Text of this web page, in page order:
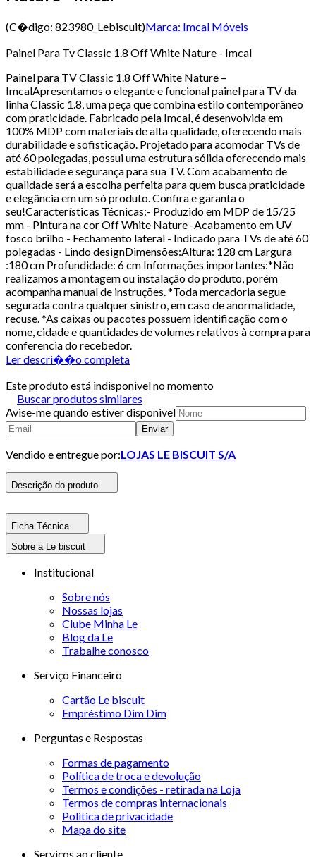
(C�digo: 823980_Lebiscuit)Marca: Imcal Móveis
Painel Para Tv Classic 1.8 Off White Nature - Imcal
Painel para TV Classic 1.8 Off White Nature –
ImcalApresentamos o elegante e funcional painel para TV da
linha Classic 1.8, uma peça que combina estilo contemporâneo
com praticidade. Fabricado pela Imcal, é desenvolvida em
100% MDP com materiais de alta qualidade, oferecendo mais
durabilidade e sofisticação. Projetado para acomodar TVs de
até 60 polegadas, possui uma estrutura sólida oferecendo mais
estabilidade e segurança para sua TV. Com acabamento de
qualidade será a escolha perfeita para quem busca praticidade
e elegância em um só produto. Confira e garanta o
seu!Características Técnicas:- Produzido em MDP de 15/25
mm - Pintura na cor Off White Nature -Acabamento em UV
fosco brilho - Fechamento lateral - Indicado para TVs de até 60
polegadas - Lindo designDimensões:Altura: 128 cm Largura
:180 cm Profundidade: 6 cm Informações importantes:*Não
realizamos a montagem ou instalação do produto, porém
acompanha manual de instruções. *Toda mercadoria segue
segurada contra qualquer sinistro, em caso de anormalidade,
recuse. *As caixas ou pacotes possuem identificação com o
nome, cidade e quantidades de volumes relativos à compra para
conferencia do recebedor.
Ler descri��o completa
Este produto está indisponivel no momento
Buscar produtos similares
Avise-me quando estiver disponivel
Enviar
Vendido e entregue por:LOJAS LE BISCUIT S/A
Descrição do produto
Ficha Técnica
Sobre a Le biscuit
Institucional
Sobre nós
Nossas lojas
Clube Minha Le
Blog da Le
Trabalhe conosco
Serviço Financeiro
Cartão Le biscuit
Empréstimo Dim Dim
Perguntas e Respostas
Formas de pagamento
Política de troca e devolução
Termos e condições - retirada na Loja
Termos de compras internacionais
Politica de privacidade
Mapa do site
Serviços ao cliente